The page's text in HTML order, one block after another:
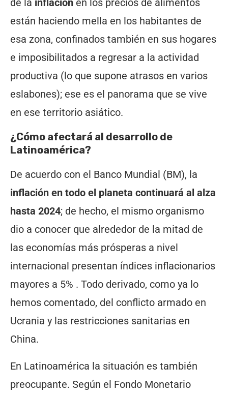
de la inflación en los precios de alimentos
están haciendo mella en los habitantes de
esa zona, confinados también en sus hogares
e imposibilitados a regresar a la actividad
productiva (lo que supone atrasos en varios
eslabones); ese es el panorama que se vive
en ese territorio asiático.
¿Cómo afectará al desarrollo de
Latinoamérica?
De acuerdo con el Banco Mundial (BM), la
inflación en todo el planeta continuará al alza
hasta 2024; de hecho, el mismo organismo
dio a conocer que alrededor de la mitad de
las economías más prósperas a nivel
internacional presentan índices inflacionarios
mayores a 5% . Todo derivado, como ya lo
hemos comentado, del conflicto armado en
Ucrania y las restricciones sanitarias en
China.
En Latinoamérica la situación es también
preocupante. Según el Fondo Monetario